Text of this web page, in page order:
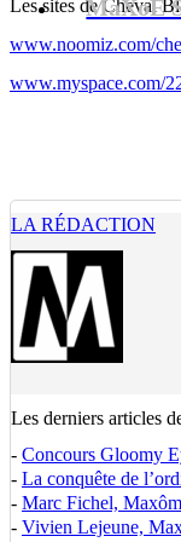
MaXoE
Les sites de Cheval
www.noomiz.com/
www.myspace.com/
LA RÉDACTION
Les derniers articles
- Concours Gloomy
- La conquête de
- Marc Fichel,
- Vivien Lejeune,